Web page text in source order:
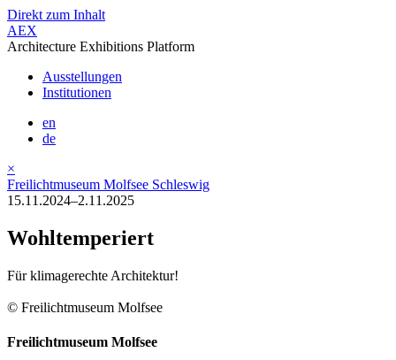
Direkt zum Inhalt
AEX
Architecture Exhibitions Platform
Ausstellungen
Institutionen
en
de
×
Freilichtmuseum Molfsee Schleswig
15.11.2024–2.11.2025
Wohltemperiert
Für klimagerechte Architektur!
© Freilichtmuseum Molfsee
Freilichtmuseum Molfsee